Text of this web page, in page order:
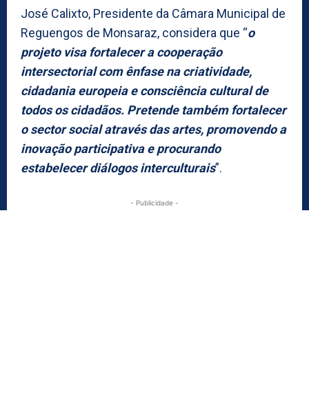
José Calixto, Presidente da Câmara Municipal de
Reguengos de Monsaraz, considera que “o
projeto visa fortalecer a cooperação
intersectorial com ênfase na criatividade,
cidadania europeia e consciência cultural de
todos os cidadãos. Pretende também fortalecer
o sector social através das artes, promovendo a
inovação participativa e procurando
estabelecer diálogos interculturais”.
- Publicidade -